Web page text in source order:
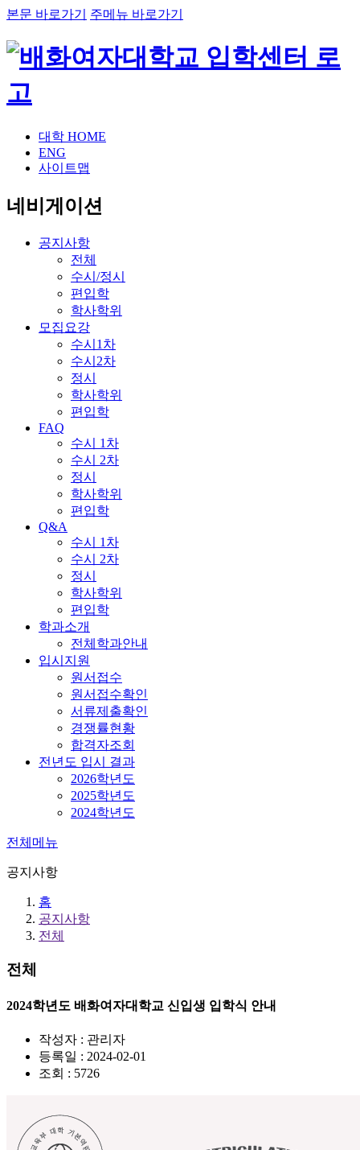
본문 바로가기 주메뉴 바로가기
대학 HOME
ENG
사이트맵
네비게이션
공지사항
전체
수시/정시
편입학
학사학위
모집요강
수시1차
수시2차
정시
학사학위
편입학
FAQ
수시 1차
수시 2차
정시
학사학위
편입학
Q&A
수시 1차
수시 2차
정시
학사학위
편입학
학과소개
전체학과안내
입시지원
원서접수
원서접수확인
서류제출확인
경쟁률현황
합격자조회
전년도 입시 결과
2026학년도
2025학년도
2024학년도
전체메뉴
공지사항
홈
공지사항
전체
전체
2024학년도 배화여자대학교 신입생 입학식 안내
작성자 : 관리자
등록일 : 2024-02-01
조회 : 5726